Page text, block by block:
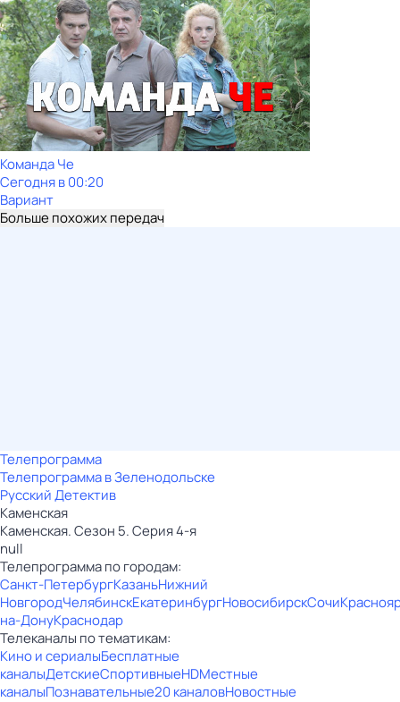
Команда Че
Сегодня в 00:20
Вариант
Больше похожих передач
Телепрограмма
Телепрограмма в Зеленодольске
Русский Детектив
Каменская
Каменская. Сезон 5. Серия 4-я
null
Телепрограмма по городам:
Санкт-ПетербургКазаньНижний
НовгородЧелябинскЕкатеринбургНовосибирскСочи
на-ДонуКраснодар
Телеканалы по тематикам:
Кино и сериалыБесплатные
каналыДетскиеСпортивныеHDМестные
каналыПознавательные20 каналовНовостные